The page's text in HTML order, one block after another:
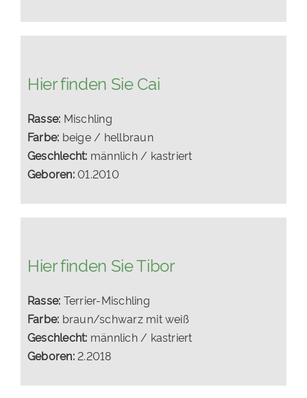
Hier finden Sie Cai
Rasse: Mischling
Farbe: beige / hellbraun
Geschlecht: männlich / kastriert
Geboren:01.2010
Hier finden Sie Tibor
Rasse: Terrier-Mischling
Farbe: braun/schwarz mit weiß
Geschlecht: männlich / kastriert
Geboren: 2.2018